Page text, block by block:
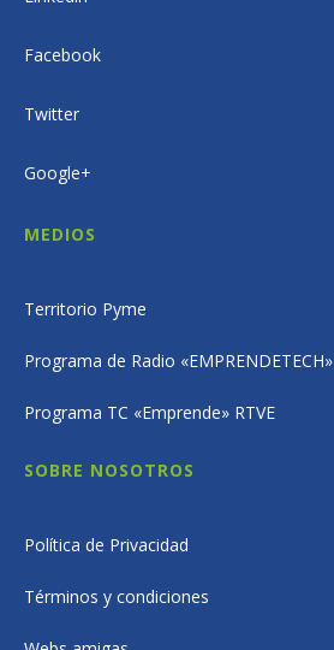
Facebook
Twitter
Google+
MEDIOS
Territorio Pyme
Programa de Radio «EMPRENDETECH»
Programa TC «Emprende» RTVE
SOBRE NOSOTROS
Política de Privacidad
Términos y condiciones